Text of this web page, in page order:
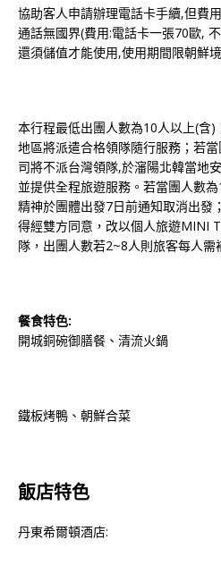
協助客人申請辦理電話卡手續,但費
通話無國界(費用:電話卡一張70歐,
還須儲值才能使用,使用期間限朝鮮
本行程最低出團人數為10人以上(含
地區將派遣合格領隊隨行服務；若
司將不派台灣領隊,於瀋陽北韓當地
並提供全程旅遊服務。若當團人數
精神於團體出發7日前通知取消出發
得經雙方同意，改以個人旅遊MINI
隊，出團人數若2~8人則旅客每人需
餐食特色:
開城銅碗御膳餐、清流火鍋
鐵板烤鴨、朝鮮合菜
飯店特色
丹東希爾頓酒店: